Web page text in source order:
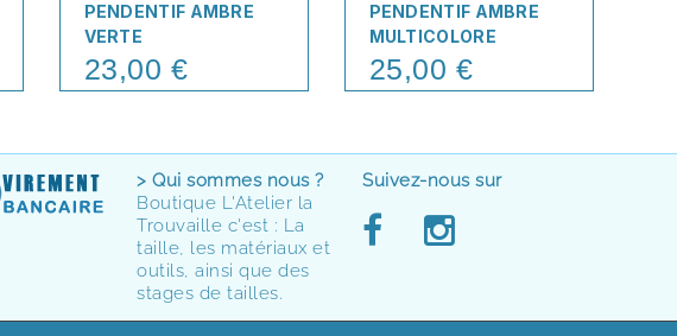
PENDENTIF AMBRE
VERTE
Price
23,00 €
PENDENTIF AMBRE
MULTICOLORE
Price
25,00 €
> Qui sommes nous ?
Boutique L'Atelier la
Trouvaille c'est : La
taille, les matériaux et
outils, ainsi que des
stages de tailles.
Suivez-nous sur